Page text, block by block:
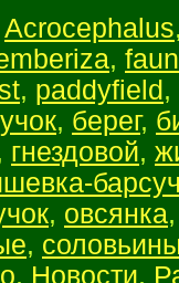
Acrocephalus
,
, paddyfield ,
, берег,
гнездовой,
, овсянка
,
, Новости,